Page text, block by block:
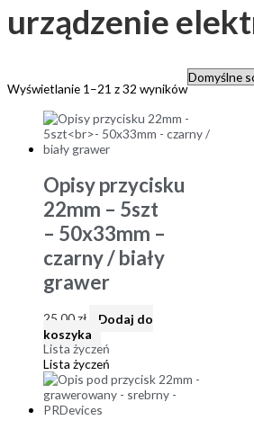
urządzenie
Wyświetlanie 1–21 z 32 wyników
Opisy przycisku
22mm – 5szt
– 50x33mm –
czarny / biały
grawer
25,00zł
Dodaj do
koszyka
Lista życzeń
Lista życzeń